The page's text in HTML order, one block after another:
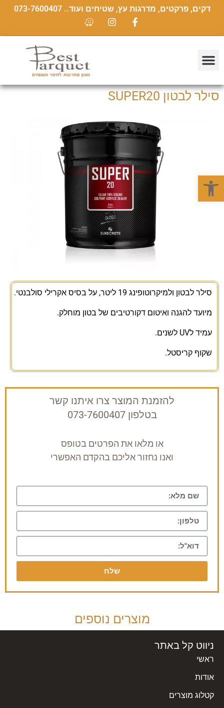
פתח סרגל נגישות
דקים, פרקטים, מדרגות עץ, שטיחים ועוד.. 073-7600407
סילר לבטון SUPER20
סילר לבטון ולמיקרוטופינג 19 ליטר, על בסיס אקרילי סולבנטי.
מיועד להגנה ואיטום דקורטיבים של בטון מוחלק.
עמיד לUV לשנים.
שקוף קריסטל.
להזמנת המוצר צרו איתנו קשר
בטלפון 073-7600407
או מלאו את הפרטים בטופס
ואנו נחזור אליכם בהקדם האפשרי
שלח
מוצרים נוספים
ניווט קל באתר
ראשי
אודות
קטלוג מוצרים